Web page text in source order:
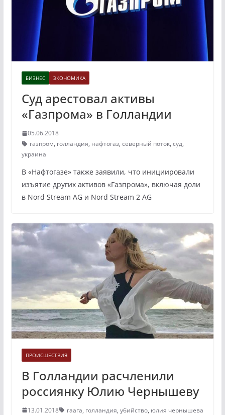
БИЗНЕС ЭКОНОМИКА
Суд арестовал активы
«Газпрома» в Голландии
05.06.2018
газпром, голландия, нафтогаз, северный поток, суд,
украина
В «Нафтогазе» также заявили, что инициировали
изъятие других активов «Газпрома», включая доли
в Nord Stream AG и Nord Stream 2 AG
ПРОИСШЕСТВИЯ
В Голландии расчленили
россиянку Юлию Чернышеву
13.01.2018 гаага, голландия, убийство, юлия чернышева